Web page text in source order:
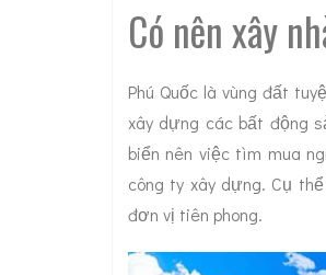
Có nên xây
Phú Quốc là vùng đất
xây dựng các bất động
biển nên việc tìm mua
công ty xây dựng. Cụ
đơn vị tiên phong.